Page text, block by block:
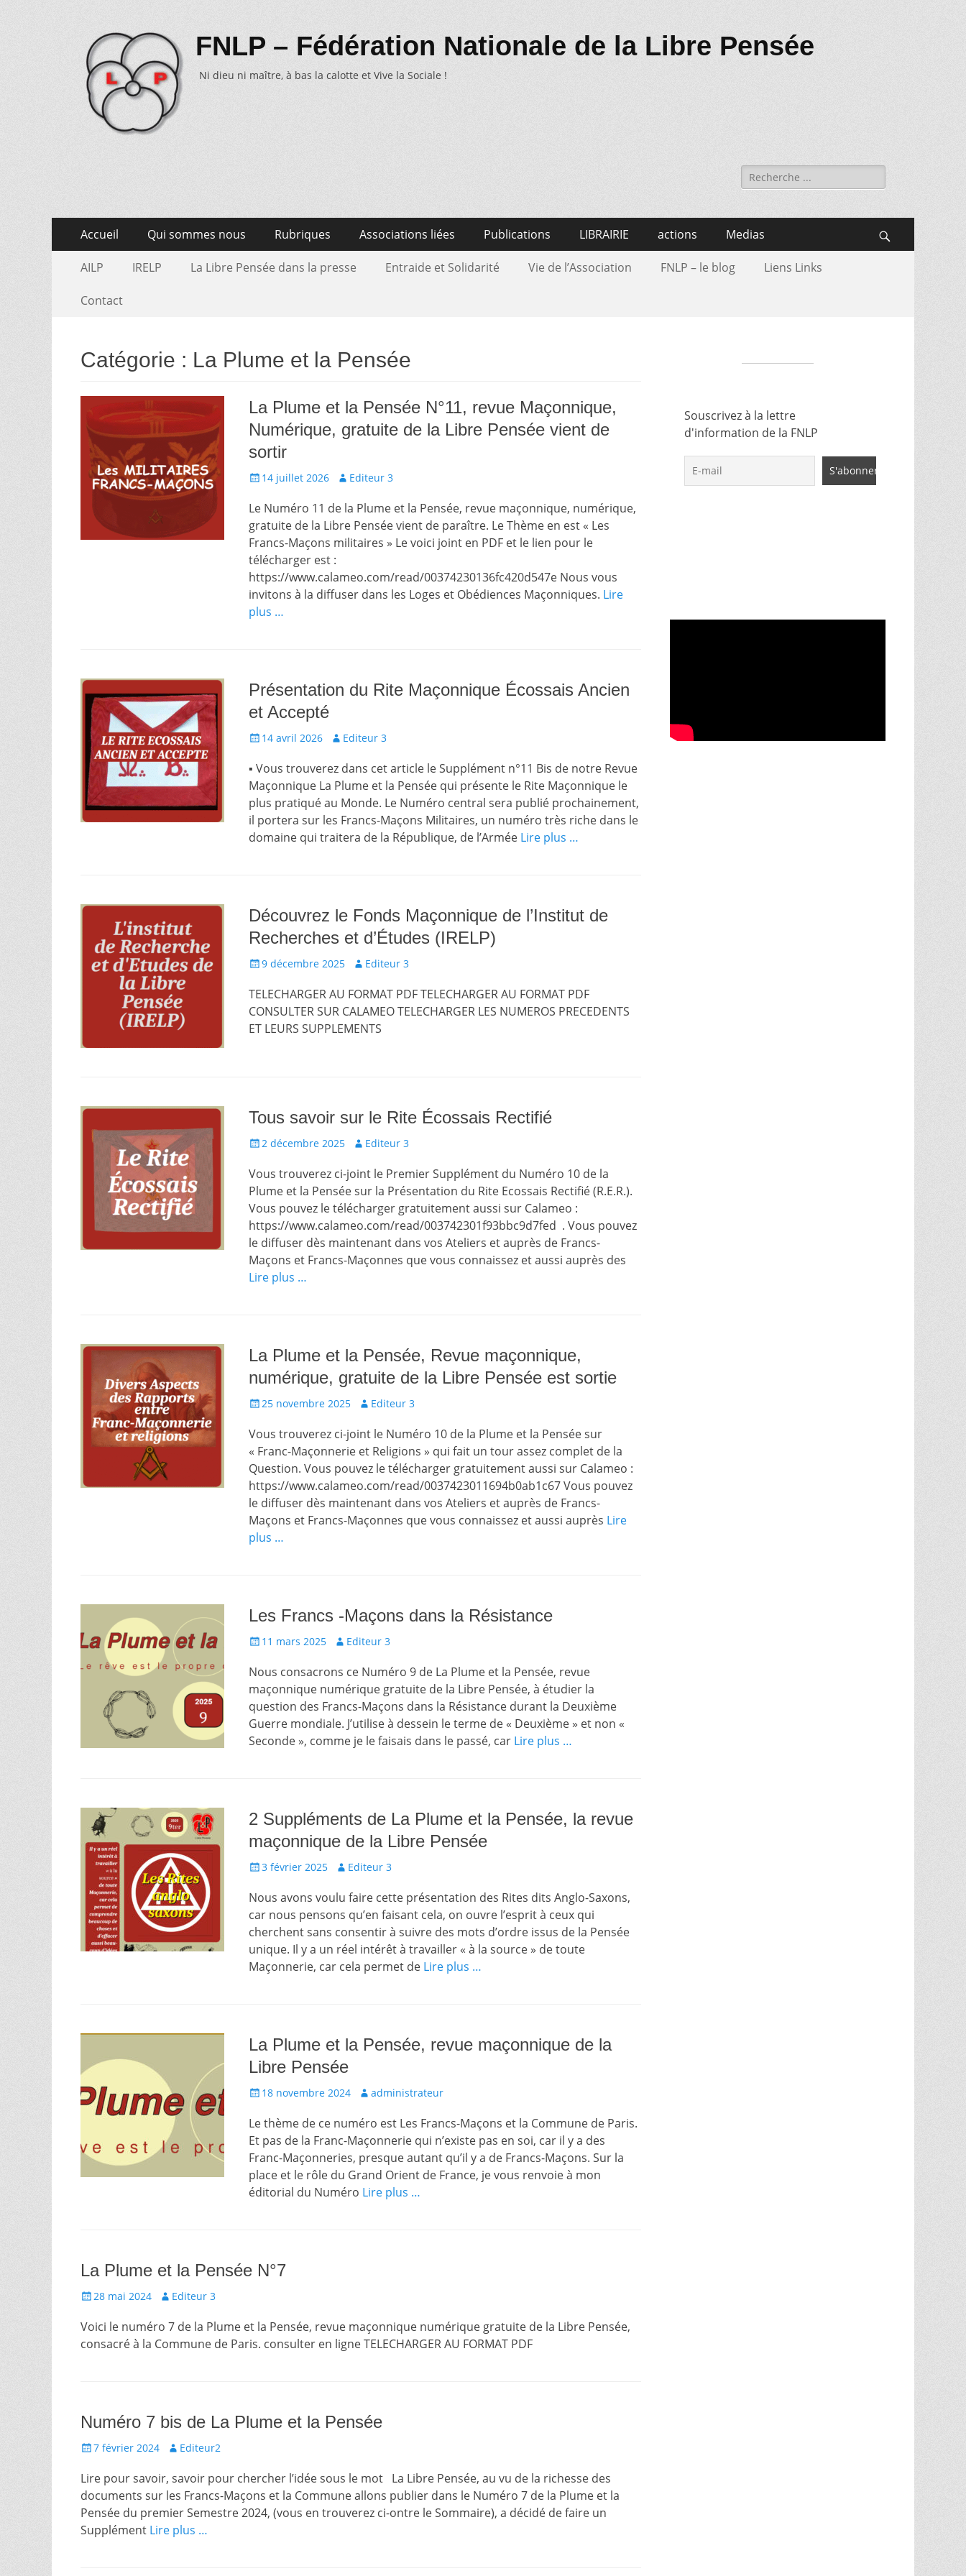
FNLP – Fédération Nationale de la Libre Pensée
Ni dieu ni maître, à bas la calotte et Vive la Sociale !
Recherche
de:
Menu
primaire
contenu
Accueil Qui sommes nous Rubriques Associations liées Publications LIBRAIRIE actions Medias
Menu
contenu
AILP IRELP La Libre Pensée dans la presse Entraide et Solidarité Vie de l’Association FNLP – le blog Liens Links
Contact
Catégorie : La Plume et la Pensée
La Plume et la Pensée N°11, revue Maçonnique,
Numérique, gratuite de la Libre Pensée vient de
sortir
Écrit14 juillet 2026 Auteur
Editeur 3
Le Numéro 11 de la Plume et la Pensée, revue maçonnique, numérique,
gratuite de la Libre Pensée vient de paraître. Le Thème en est « Les
Francs-Maçons militaires » Le voici joint en PDF et le lien pour le
télécharger est :
https://www.calameo.com/read/00374230136fc420d547e Nous vous
invitons à la diffuser dans les Loges et Obédiences Maçonniques. Lire
plus …
Présentation du Rite Maçonnique Écossais Ancien
et Accepté
Écrit14 avril 2026 Auteur
Editeur 3
▪ Vous trouverez dans cet article le Supplément n°11 Bis de notre Revue
Maçonnique La Plume et la Pensée qui présente le Rite Maçonnique le
plus pratiqué au Monde. Le Numéro central sera publié prochainement,
il portera sur les Francs-Maçons Militaires, un numéro très riche dans le
domaine qui traitera de la République, de l’Armée Lire plus …
Découvrez le Fonds Maçonnique de l’Institut de
Recherches et d’Études (IRELP)
Écrit9 décembre 2025 Auteur
Editeur 3
TELECHARGER AU FORMAT PDF TELECHARGER AU FORMAT PDF
CONSULTER SUR CALAMEO TELECHARGER LES NUMEROS PRECEDENTS
ET LEURS SUPPLEMENTS
Tous savoir sur le Rite Écossais Rectifié
Écrit2 décembre 2025 Auteur
Editeur 3
Vous trouverez ci-joint le Premier Supplément du Numéro 10 de la
Plume et la Pensée sur la Présentation du Rite Ecossais Rectifié (R.E.R.).
Vous pouvez le télécharger gratuitement aussi sur Calameo :
https://www.calameo.com/read/003742301f93bbc9d7fed . Vous pouvez
le diffuser dès maintenant dans vos Ateliers et auprès de Francs-
Maçons et Francs-Maçonnes que vous connaissez et aussi auprès des
Lire plus …
La Plume et la Pensée, Revue maçonnique,
numérique, gratuite de la Libre Pensée est sortie
Écrit25 novembre 2025 Auteur
Editeur 3
Vous trouverez ci-joint le Numéro 10 de la Plume et la Pensée sur
« Franc-Maçonnerie et Religions » qui fait un tour assez complet de la
Question. Vous pouvez le télécharger gratuitement aussi sur Calameo :
https://www.calameo.com/read/0037423011694b0ab1c67 Vous pouvez
le diffuser dès maintenant dans vos Ateliers et auprès de Francs-
Maçons et Francs-Maçonnes que vous connaissez et aussi auprès Lire
plus …
Les Francs -Maçons dans la Résistance
Écrit11 mars 2025 Auteur
Editeur 3
Nous consacrons ce Numéro 9 de La Plume et la Pensée, revue
maçonnique numérique gratuite de la Libre Pensée, à étudier la
question des Francs-Maçons dans la Résistance durant la Deuxième
Guerre mondiale. J’utilise à dessein le terme de « Deuxième » et non «
Seconde », comme je le faisais dans le passé, car Lire plus …
2 Suppléments de La Plume et la Pensée, la revue
maçonnique de la Libre Pensée
Écrit3 février 2025 Auteur
Editeur 3
Nous avons voulu faire cette présentation des Rites dits Anglo-Saxons,
car nous pensons qu’en faisant cela, on ouvre l’esprit à ceux qui
cherchent sans consentir à suivre des mots d’ordre issus de la Pensée
unique. Il y a un réel intérêt à travailler « à la source » de toute
Maçonnerie, car cela permet de Lire plus …
La Plume et la Pensée, revue maçonnique de la
Libre Pensée
Écrit18 novembre 2024 Auteur
administrateur
Le thème de ce numéro est Les Francs-Maçons et la Commune de Paris.
Et pas de la Franc-Maçonnerie qui n’existe pas en soi, car il y a des
Franc-Maçonneries, presque autant qu’il y a de Francs-Maçons. Sur la
place et le rôle du Grand Orient de France, je vous renvoie à mon
éditorial du Numéro Lire plus …
La Plume et la Pensée N°7
Écrit28 mai 2024 Auteur
Editeur 3
Voici le numéro 7 de la Plume et la Pensée, revue maçonnique numérique gratuite de la Libre Pensée,
consacré à la Commune de Paris. consulter en ligne TELECHARGER AU FORMAT PDF
Numéro 7 bis de La Plume et la Pensée
Écrit7 février 2024 Auteur
Editeur2
Lire pour savoir, savoir pour chercher l’idée sous le mot La Libre Pensée, au vu de la richesse des
documents sur les Francs-Maçons et la Commune allons publier dans le Numéro 7 de la Plume et la
Pensée du premier Semestre 2024, (vous en trouverez ci-ontre le Sommaire), a décidé de faire un
Supplément Lire plus …
Souscrivez à la lettre
d'information de la FNLP